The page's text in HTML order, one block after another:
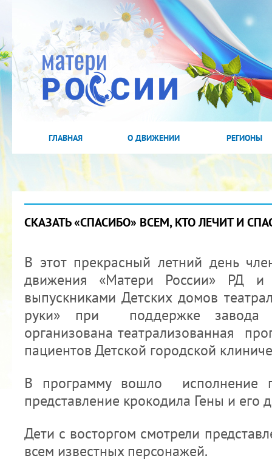
ГЛАВНАЯ О ДВИЖЕНИИ РЕГИОНЫ
СКАЗАТЬ «СПАСИБО» ВСЕМ, КТО ЛЕЧИТ И
В этот прекрасный летний день
движения «Матери России» РД
выпускниками Детских домов
руки» при поддержке завода
организована театрализованная
пациентов Детской городской
В программу вошло исполнение
представление крокодила Гены и его
Дети с восторгом смотрели
всем известных персонажей.
МАТЕРИ В ЯКУТИИ
19.12.2021